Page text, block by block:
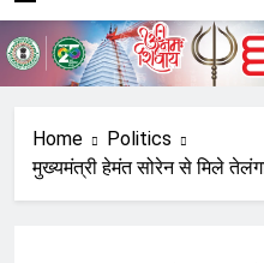
Home
Politics
मुख्यमंत्री हेमंत सोरेन से मिले